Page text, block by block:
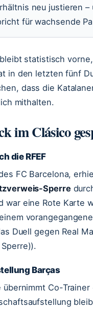
neu justieren –
für wachsende
statistisch
in den letzten fünf
dass die
mithalten.
im Clásico
die RFEF
FC Barcelona,
Sperre
war eine Rote Karte
Duell gegen Real
Barças
Co-Trainer